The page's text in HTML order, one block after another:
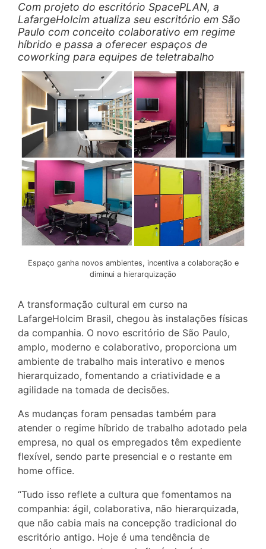
Com projeto do escritório SpacePLAN, a
LafargeHolcim atualiza seu escritório em São
Paulo com conceito colaborativo em regime
híbrido e passa a oferecer espaços de
coworking para equipes de teletrabalho
Espaço ganha novos ambientes, incentiva a colaboração e
diminui a hierarquização
A transformação cultural em curso na
LafargeHolcim Brasil, chegou às instalações físicas
da companhia. O novo escritório de São Paulo,
amplo, moderno e colaborativo, proporciona um
ambiente de trabalho mais interativo e menos
hierarquizado, fomentando a criatividade e a
agilidade na tomada de decisões.
As mudanças foram pensadas também para
atender o regime híbrido de trabalho adotado pela
empresa, no qual os empregados têm expediente
flexível, sendo parte presencial e o restante em
home office.
“Tudo isso reflete a cultura que fomentamos na
companhia: ágil, colaborativa, não hierarquizada,
que não cabia mais na concepção tradicional do
escritório antigo. Hoje é uma tendência de